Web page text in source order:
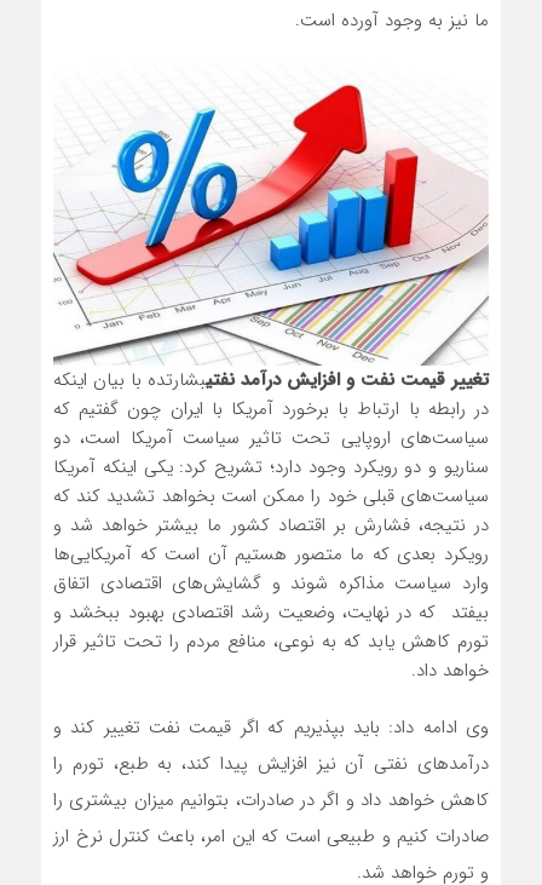
ما نیز به وجود آورده است.
تغییر قیمت نفت و افزایش درآمد نفتیبشارتده با بیان اینکه
در رابطه با ارتباط با برخورد آمریکا با ایران چون گفتیم که
سیاست‌های اروپایی تحت تاثیر سیاست آمریکا است، دو
سناریو و دو رویکرد وجود دارد؛ تشریح کرد: یکی اینکه آمریکا
سیاست‌های قبلی خود را ممکن است بخواهد تشدید کند که
در نتیجه، فشارش بر اقتصاد کشور ما بیشتر خواهد شد و
رویکرد بعدی که ما متصور هستیم آن است که آمریکایی‌ها
وارد سیاست مذاکره شوند و گشایش‌های اقتصادی اتفاق
بیفتد که در نهایت، وضعیت رشد اقتصادی بهبود ببخشد و
تورم کاهش یابد که به نوعی، منافع مردم را تحت تاثیر قرار
خواهد داد.
وی ادامه داد: باید بپذیریم که اگر قیمت نفت تغییر کند و
درآمدهای نفتی آن نیز افزایش پیدا کند، به طبع، تورم را
کاهش خواهد داد و اگر در صادرات، بتوانیم میزان بیشتری را
صادرات کنیم و طبیعی است که این امر، باعث کنترل نرخ ارز
و تورم خواهد شد.